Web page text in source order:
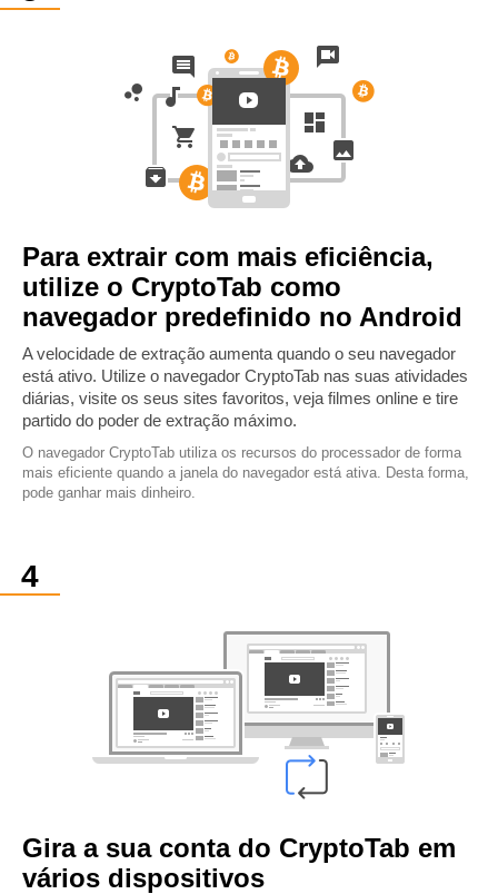
Para extrair com mais eficiência,
utilize o CryptoTab como
navegador predefinido no Android
A velocidade de extração aumenta quando o seu navegador
está ativo. Utilize o navegador CryptoTab nas suas atividades
diárias, visite os seus sites favoritos, veja filmes online e tire
partido do poder de extração máximo.
O navegador CryptoTab utiliza os recursos do processador de forma
mais eficiente quando a janela do navegador está ativa. Desta forma,
pode ganhar mais dinheiro.
Gira a sua conta do CryptoTab em
vários dispositivos